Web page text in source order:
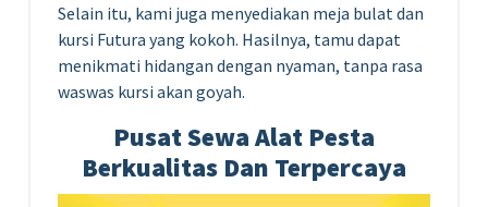
Selain itu, kami juga menyediakan meja bulat dan
kursi Futura yang kokoh. Hasilnya, tamu dapat
menikmati hidangan dengan nyaman, tanpa rasa
waswas kursi akan goyah.
Pusat Sewa Alat Pesta
Berkualitas Dan Terpercaya